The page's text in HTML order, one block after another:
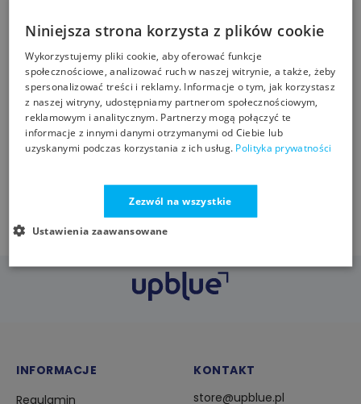
Skarpety 111 Endurance
111 BY KEGEL-BŁAŻUSIAK
Kalesony męskie
INFORMACJE
Regulamin
KONTAKT
store@upblue.pl
Niniejsza strona korzysta z plików cookie
Wykorzystujemy pliki cookie, aby oferować funkcje
społecznościowe, analizować ruch w naszej witrynie, a także, żeby
spersonalizować treści i reklamy. Informacje o tym, jak korzystasz
z naszej witryny, udostępniamy partnerom społecznościowym,
reklamowym i analitycznym. Partnerzy mogą połączyć te
informacje z innymi danymi otrzymanymi od Ciebie lub
uzyskanymi podczas korzystania z ich usług. Polityka prywatności
Zezwól na wszystkie
Ustawienia zaawansowane